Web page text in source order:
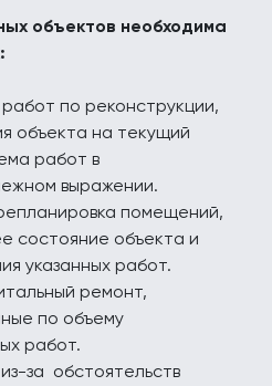
объектов необходима
по реконструкции,
объекта на текущий
работ в
выражении.
помещений,
состояние объекта и
указанных работ.
ремонт,
по объему
работ.
за обстоятельств